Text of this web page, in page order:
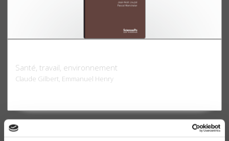
Santé, travail, environnement
Claude Gilbert, Emmanuel Henry